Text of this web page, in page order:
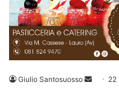
Giulio Santosuosso
Invia 22